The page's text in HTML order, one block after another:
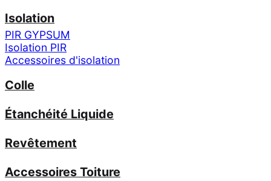
Isolation
PIR GYPSUM
Isolation PIR
Accessoires d'isolation
Colle
Étanchéité Liquide
Revêtement
Accessoires Toiture